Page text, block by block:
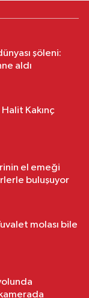
şöleni:
aldı
Kakınç
el emeği
buluşuyor
molası bile